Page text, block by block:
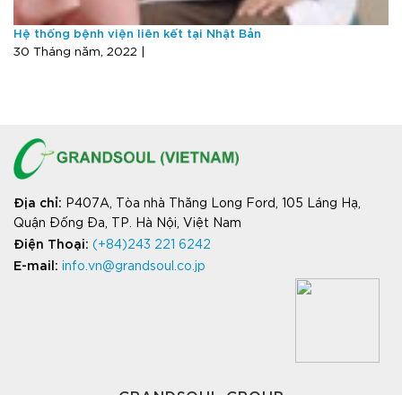
Hệ thống bệnh viện liên kết tại Nhật Bản
30 Tháng năm, 2022 |
Địa chỉ: P407A, Tòa nhà Thăng Long Ford, 105 Láng Hạ,
Quận Đống Đa, TP. Hà Nội, Việt Nam
Điện Thoại: (+84)243 221 6242
E-mail: info.vn@grandsoul.co.jp